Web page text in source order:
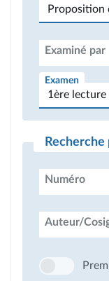
Examiné par
Examen
Numéro
Auteur/